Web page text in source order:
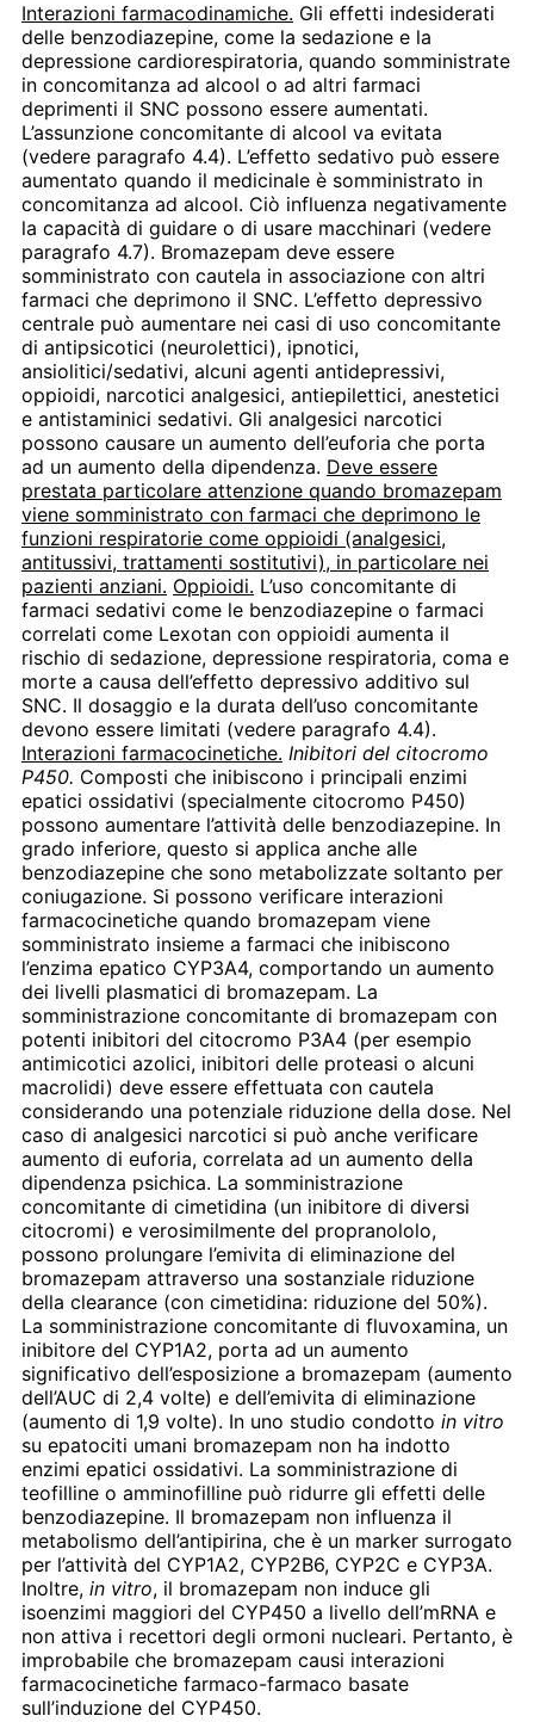
Interazioni farmacodinamiche. Gli effetti indesiderati
delle benzodiazepine, come la sedazione e la
depressione cardiorespiratoria, quando somministrate
in concomitanza ad alcool o ad altri farmaci
deprimenti il SNC possono essere aumentati.
L’assunzione concomitante di alcool va evitata
(vedere paragrafo 4.4). L’effetto sedativo può essere
aumentato quando il medicinale è somministrato in
concomitanza ad alcool. Ciò influenza negativamente
la capacità di guidare o di usare macchinari (vedere
paragrafo 4.7). Bromazepam deve essere
somministrato con cautela in associazione con altri
farmaci che deprimono il SNC. L’effetto depressivo
centrale può aumentare nei casi di uso concomitante
di antipsicotici (neurolettici), ipnotici,
ansiolitici/sedativi, alcuni agenti antidepressivi,
oppioidi, narcotici analgesici, antiepilettici, anestetici
e antistaminici sedativi. Gli analgesici narcotici
possono causare un aumento dell’euforia che porta
ad un aumento della dipendenza. Deve essere
prestata particolare attenzione quando bromazepam
viene somministrato con farmaci che deprimono le
funzioni respiratorie come oppioidi (analgesici,
antitussivi, trattamenti sostitutivi), in particolare nei
pazienti anziani. Oppioidi. L’uso concomitante di
farmaci sedativi come le benzodiazepine o farmaci
correlati come Lexotan con oppioidi aumenta il
rischio di sedazione, depressione respiratoria, coma e
morte a causa dell’effetto depressivo additivo sul
SNC. Il dosaggio e la durata dell’uso concomitante
devono essere limitati (vedere paragrafo 4.4).
Interazioni farmacocinetiche. Inibitori del citocromo
P450. Composti che inibiscono i principali enzimi
epatici ossidativi (specialmente citocromo P450)
possono aumentare l’attività delle benzodiazepine. In
grado inferiore, questo si applica anche alle
benzodiazepine che sono metabolizzate soltanto per
coniugazione. Si possono verificare interazioni
farmacocinetiche quando bromazepam viene
somministrato insieme a farmaci che inibiscono
l’enzima epatico CYP3A4, comportando un aumento
dei livelli plasmatici di bromazepam. La
somministrazione concomitante di bromazepam con
potenti inibitori del citocromo P3A4 (per esempio
antimicotici azolici, inibitori delle proteasi o alcuni
macrolidi) deve essere effettuata con cautela
considerando una potenziale riduzione della dose. Nel
caso di analgesici narcotici si può anche verificare
aumento di euforia, correlata ad un aumento della
dipendenza psichica. La somministrazione
concomitante di cimetidina (un inibitore di diversi
citocromi) e verosimilmente del propranololo,
possono prolungare l’emivita di eliminazione del
bromazepam attraverso una sostanziale riduzione
della clearance (con cimetidina: riduzione del 50%).
La somministrazione concomitante di fluvoxamina, un
inibitore del CYP1A2, porta ad un aumento
significativo dell’esposizione a bromazepam (aumento
dell’AUC di 2,4 volte) e dell’emivita di eliminazione
(aumento di 1,9 volte). In uno studio condotto in vitro
su epatociti umani bromazepam non ha indotto
enzimi epatici ossidativi. La somministrazione di
teofilline o amminofilline può ridurre gli effetti delle
benzodiazepine. Il bromazepam non influenza il
metabolismo dell’antipirina, che è un marker surrogato
per l’attività del CYP1A2, CYP2B6, CYP2C e CYP3A.
Inoltre, in vitro, il bromazepam non induce gli
isoenzimi maggiori del CYP450 a livello dell’mRNA e
non attiva i recettori degli ormoni nucleari. Pertanto, è
improbabile che bromazepam causi interazioni
farmacocinetiche farmaco-farmaco basate
sull’induzione del CYP450.